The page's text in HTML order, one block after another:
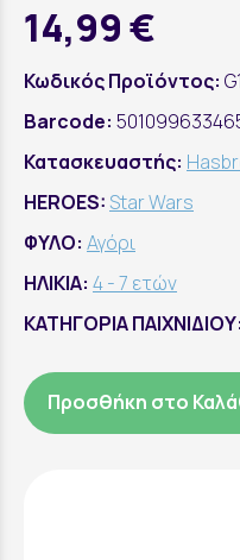
14,99 €
Κωδικός Προϊόντος:
Barcode:
Κατασκευαστής:
HEROES:Star Wars
ΦΥΛΟ: Αγόρι
ΗΛΙΚΙΑ: 4 - 7 ετών
ΚΑΤΗΓΟΡΙΑ ΠΑΙΧΝΙΔΙΟΥ:
Προσθήκη στο